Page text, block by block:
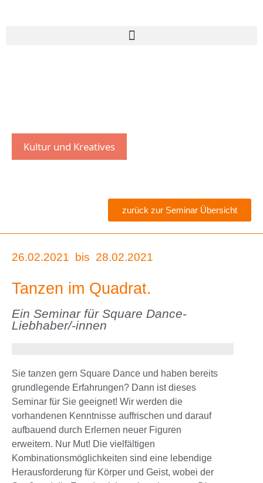
Kultur und Kreatives
zurück zur Seminar Übersicht
26.02.2021 bis 28.02.2021
Tanzen im Quadrat.
Ein Seminar für Square Dance-
Liebhaber/-innen
Sie tanzen gern Square Dance und haben bereits
grundlegende Erfahrungen? Dann ist dieses
Seminar für Sie geeignet! Wir werden die
vorhandenen Kenntnisse auffrischen und darauf
aufbauend durch Erlernen neuer Figuren
erweitern. Nur Mut! Die vielfältigen
Kombinationsmöglichkeiten sind eine lebendige
Herausforderung für Körper und Geist, wobei der